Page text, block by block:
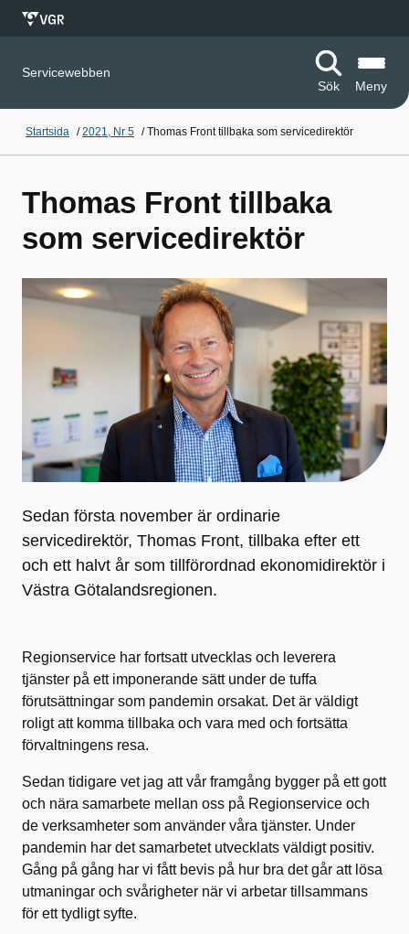
Servicewebben
Sök
Meny
Startsida /2021, Nr 5 /Thomas Front tillbaka som servicedirektör
Thomas Front tillbaka
som servicedirektör
Sedan första november är ordinarie
servicedirektör, Thomas Front, tillbaka efter ett
och ett halvt år som tillförordnad ekonomidirektör i
Västra Götalandsregionen.
Regionservice har fortsatt utvecklas och leverera
tjänster på ett imponerande sätt under de tuffa
förutsättningar som pandemin orsakat. Det är väldigt
roligt att komma tillbaka och vara med och fortsätta
förvaltningens resa.
Sedan tidigare vet jag att vår framgång bygger på ett gott
och nära samarbete mellan oss på Regionservice och
de verksamheter som använder våra tjänster. Under
pandemin har det samarbetet utvecklats väldigt positiv.
Gång på gång har vi fått bevis på hur bra det går att lösa
utmaningar och svårigheter när vi arbetar tillsammans
för ett tydligt syfte.